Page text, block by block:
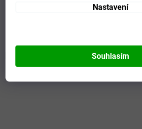
Nastavení
Souhlasím
Mohlo by se vám líbit
100% Interlokový polyester